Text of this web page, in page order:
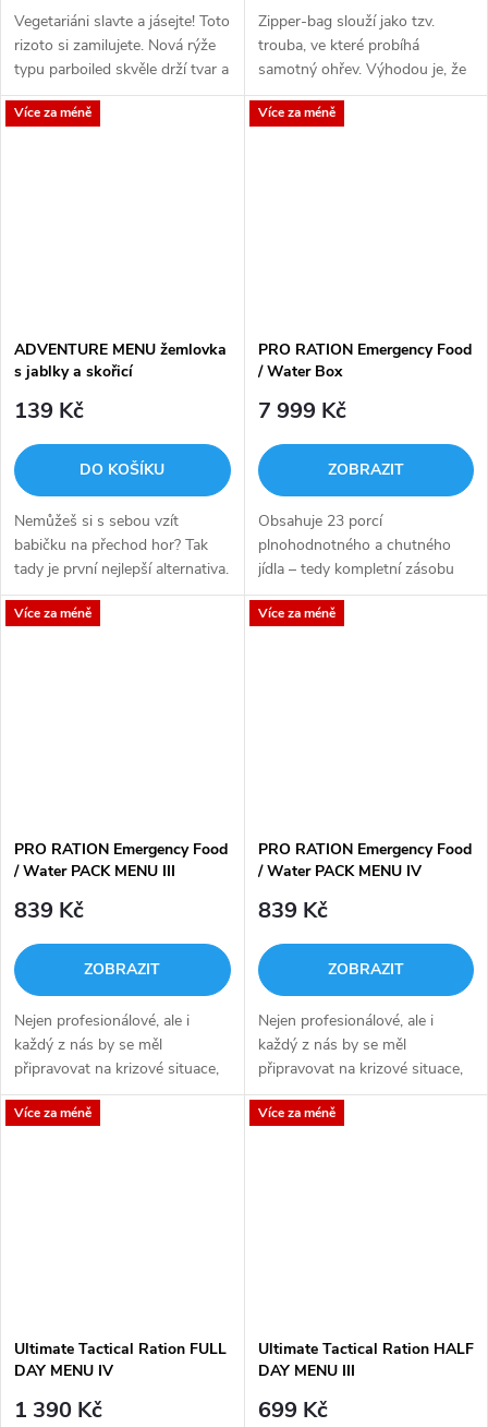
Vegetariáni slavte a jásejte! Toto
rizoto si zamilujete. Nová rýže
typu parboiled skvěle drží tvar a
typicky pro rizoto vyniká
skvělou úpravou "al dente".
Zipper-bag slouží jako tzv.
trouba, ve které probíhá
samotný ohřev. Výhodou je, že
zipper-bag se dá použít
opakovaně.
Více za méně
ADVENTURE MENU žemlovka
s jablky a skořicí
139 Kč
DO KOŠÍKU
Nemůžeš si s sebou vzít
babičku na přechod hor? Tak
tady je první nejlepší alternativa.
Čerstvá jablka nakrájená na
plátky s tvarohem a skořicí, to
Více za méně
PRO RATION Emergency Food
/ Water Box
7 999 Kč
ZOBRAZIT
Obsahuje 23 porcí
plnohodnotného a chutného
jídla – tedy kompletní zásobu
pro čtyřčlennou rodinu na 72
hodin. Součástí balení je také
Více za méně
PRO RATION Emergency Food
/ Water PACK MENU III
839 Kč
ZOBRAZIT
Nejen profesionálové, ale i
každý z nás by se měl
připravovat na krizové situace,
kterých je v dnešním světě . Mít
doma nebo v autě připravenou
Více za méně
PRO RATION Emergency Food
/ Water PACK MENU IV
839 Kč
ZOBRAZIT
Nejen profesionálové, ale i
každý z nás by se měl
připravovat na krizové situace,
kterých je v dnešním světě . Mít
doma nebo v autě připravenou
Více za méně
Ultimate Tactical Ration FULL
DAY MENU IV
1 390 Kč
Více za méně
Ultimate Tactical Ration HALF
DAY MENU III
699 Kč